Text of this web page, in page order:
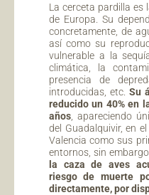
La cerceta pardilla es
de Europa. Su
concretamente, de
así como su
vulnerable a la
climática, la
presencia de
introducidas, etc. Su
reducido un 40% en
años, apareciendo
del Guadalquivir, en
Valencia como sus
entornos, sin embargo,
la caza de aves
riesgo de muerte
directamente, por